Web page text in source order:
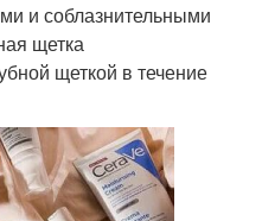
и соблазнительными
щетка
щеткой в течение